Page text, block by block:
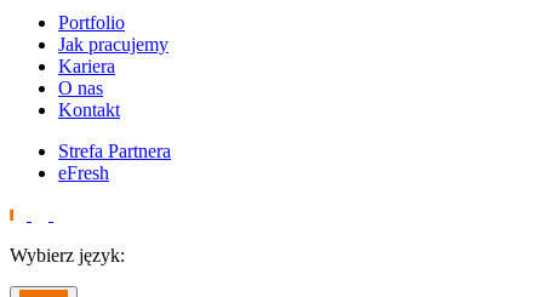
Portfolio
Jak pracujemy
Kariera
O nas
Kontakt
Strefa Partnera
eFresh
Wybierz język: